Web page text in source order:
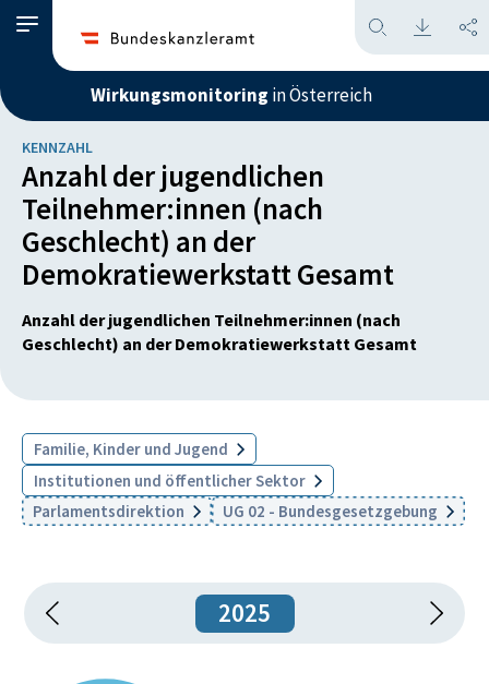
Wirkungsmonitoring in Österreich
KENNZAHL
Anzahl der jugendlichen
Teilnehmer:innen (nach
Geschlecht) an der
Demokratiewerkstatt Gesamt
Anzahl der jugendlichen Teilnehmer:innen (nach
Geschlecht) an der Demokratiewerkstatt Gesamt
Familie, Kinder und Jugend
Institutionen und öffentlicher Sektor
Parlamentsdirektion
UG 02 - Bundesgesetzgebung
2025